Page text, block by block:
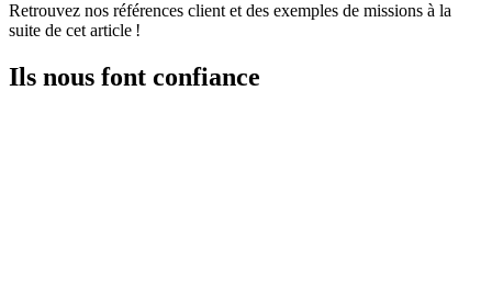
Retrouvez nos références client et des exemples de missions à la
suite de cet article !
Ils nous font confiance